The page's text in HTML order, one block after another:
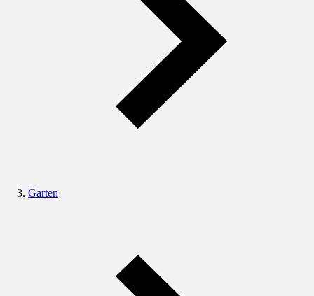
Garten